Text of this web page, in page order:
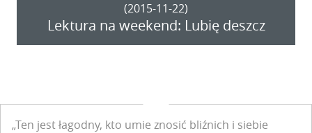
(2015-11-22)
Lektura na weekend: Lubię deszcz
„Ten jest łagodny, kto umie znosić bliźnich i siebie